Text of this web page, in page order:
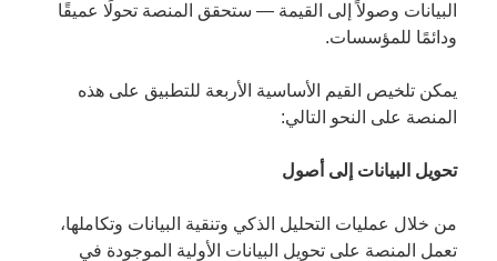
البيانات وصولاً إلى القيمة — ستحقق المنصة تحولًا عميقًا
ودائمًا للمؤسسات.
يمكن تلخيص القيم الأساسية الأربعة للتطبيق على هذه
المنصة على النحو التالي:
تحويل البيانات إلى أصول
من خلال عمليات التحليل الذكي وتنقية البيانات وتكاملها،
تعمل المنصة على تحويل البيانات الأولية الموجودة في